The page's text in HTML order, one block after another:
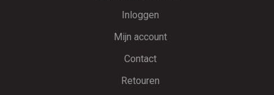
Inloggen
Mijn account
Contact
Retouren